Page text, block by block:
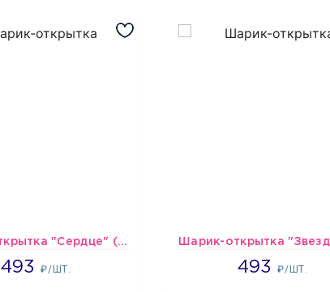
Шарик-открытка "Сердце" (45 см) - 2
493₽/ШТ.
493
493₽/ШТ.
493